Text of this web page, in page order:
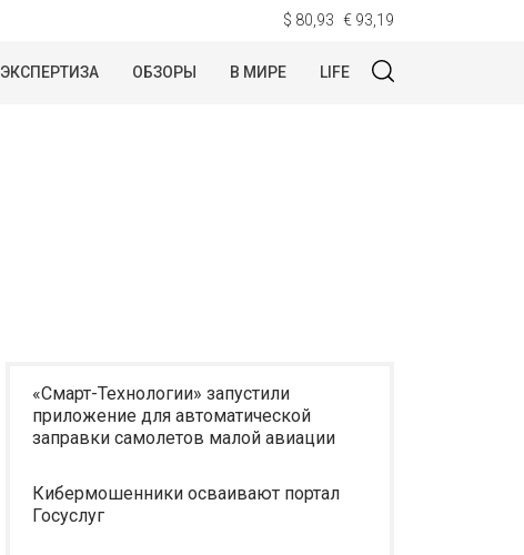
$ 80,93 € 93,19
ЭКСПЕРТИЗА ОБЗОРЫ В МИРЕ LIFE
«Смарт-Технологии» запустили
приложение для автоматической
заправки самолетов малой авиации
Кибермошенники осваивают портал
Госуслуг